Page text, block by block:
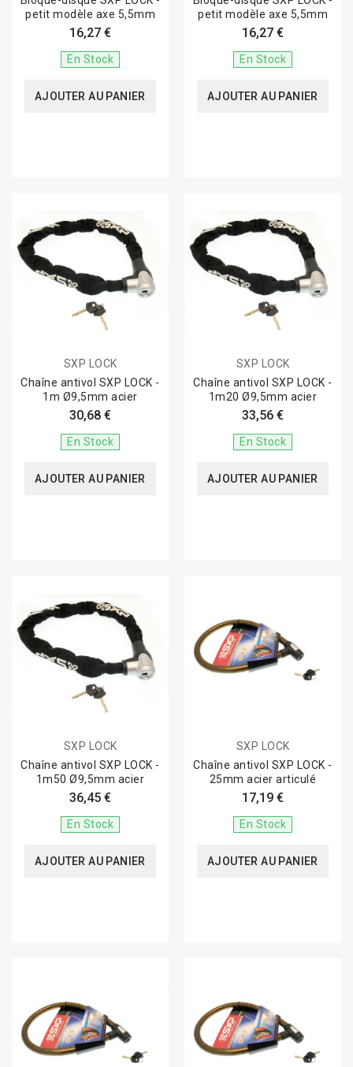
petit modèle axe 5,5mm
16,27 €
En Stock
AJOUTER AU PANIER
petit modèle axe 5,5mm
16,27 €
En Stock
AJOUTER AU PANIER
SXP LOCK
Chaîne antivol SXP LOCK -
1m Ø9,5mm acier
30,68 €
En Stock
AJOUTER AU PANIER
SXP LOCK
Chaîne antivol SXP LOCK -
1m20 Ø9,5mm acier
33,56 €
En Stock
AJOUTER AU PANIER
SXP LOCK
Chaîne antivol SXP LOCK -
1m50 Ø9,5mm acier
36,45 €
En Stock
AJOUTER AU PANIER
SXP LOCK
Chaîne antivol SXP LOCK -
25mm acier articulé
17,19 €
En Stock
AJOUTER AU PANIER